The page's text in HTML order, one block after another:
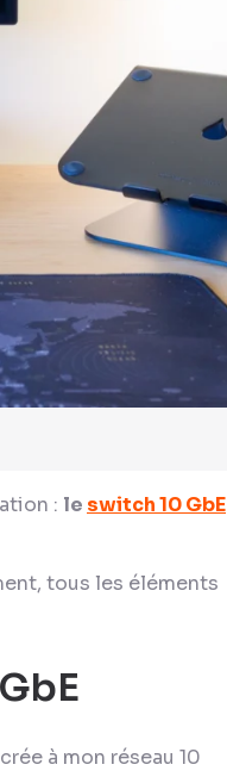
: le switch 10 GbE
tous les éléments
à mon réseau 10